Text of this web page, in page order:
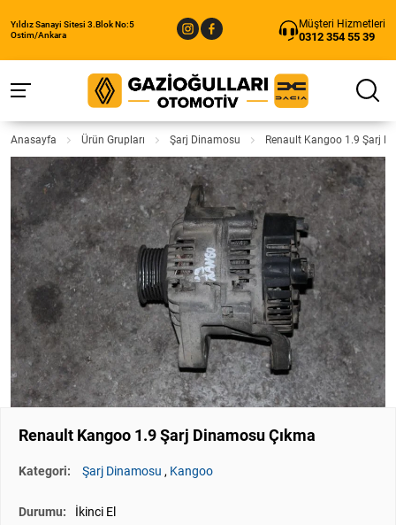
Yıldız Sanayi Sitesi 3.Blok No:5
Ostim/Ankara
Müşteri Hizmetleri
0312 354 55 39
Anasayfa Ürün Grupları Şarj Dinamosu Renault Kangoo 1.9 Şarj
Renault Kangoo 1.9 Şarj Dinamosu Çıkma
Kategori: Şarj Dinamosu , Kangoo
Durumu: İkinci El